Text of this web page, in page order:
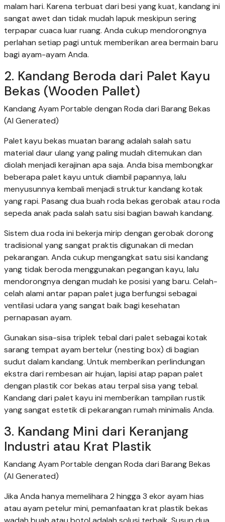
malam hari. Karena terbuat dari besi yang kuat, kandang ini
sangat awet dan tidak mudah lapuk meskipun sering
terpapar cuaca luar ruang. Anda cukup mendorongnya
perlahan setiap pagi untuk memberikan area bermain baru
bagi ayam-ayam Anda.
2. Kandang Beroda dari Palet Kayu
Bekas (Wooden Pallet)
Kandang Ayam Portable dengan Roda dari Barang Bekas
(AI Generated)
Palet kayu bekas muatan barang adalah salah satu
material daur ulang yang paling mudah ditemukan dan
diolah menjadi kerajinan apa saja. Anda bisa membongkar
beberapa palet kayu untuk diambil papannya, lalu
menyusunnya kembali menjadi struktur kandang kotak
yang rapi. Pasang dua buah roda bekas gerobak atau roda
sepeda anak pada salah satu sisi bagian bawah kandang.
Sistem dua roda ini bekerja mirip dengan gerobak dorong
tradisional yang sangat praktis digunakan di medan
pekarangan. Anda cukup mengangkat satu sisi kandang
yang tidak beroda menggunakan pegangan kayu, lalu
mendorongnya dengan mudah ke posisi yang baru. Celah-
celah alami antar papan palet juga berfungsi sebagai
ventilasi udara yang sangat baik bagi kesehatan
pernapasan ayam.
Gunakan sisa-sisa triplek tebal dari palet sebagai kotak
sarang tempat ayam bertelur (nesting box) di bagian
sudut dalam kandang. Untuk memberikan perlindungan
ekstra dari rembesan air hujan, lapisi atap papan palet
dengan plastik cor bekas atau terpal sisa yang tebal.
Kandang dari palet kayu ini memberikan tampilan rustik
yang sangat estetik di pekarangan rumah minimalis Anda.
3. Kandang Mini dari Keranjang
Industri atau Krat Plastik
Kandang Ayam Portable dengan Roda dari Barang Bekas
(AI Generated)
Jika Anda hanya memelihara 2 hingga 3 ekor ayam hias
atau ayam petelur mini, pemanfaatan krat plastik bekas